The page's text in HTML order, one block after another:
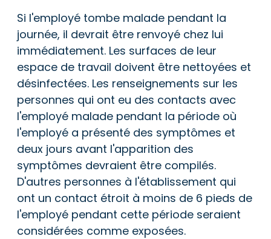
Si l'employé tombe malade pendant la
journée, il devrait être renvoyé chez lui
immédiatement. Les surfaces de leur
espace de travail doivent être nettoyées et
désinfectées. Les renseignements sur les
personnes qui ont eu des contacts avec
l'employé malade pendant la période où
l'employé a présenté des symptômes et
deux jours avant l'apparition des
symptômes devraient être compilés.
D'autres personnes à l'établissement qui
ont un contact étroit à moins de 6 pieds de
l'employé pendant cette période seraient
considérées comme exposées.